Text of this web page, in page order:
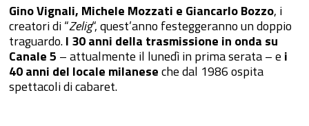
Gino Vignali, Michele Mozzati e Giancarlo Bozzo, i
creatori di “Zelig“, quest’anno festeggeranno un doppio
traguardo.I 30 anni della trasmissione in onda su
Canale 5 – attualmente il lunedì in prima serata – e i
40 anni del locale milaneseche dal 1986 ospita
spettacoli di cabaret.